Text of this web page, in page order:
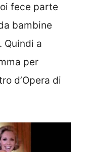
fece parte
bambine
. Quindi a
per
d’Opera di